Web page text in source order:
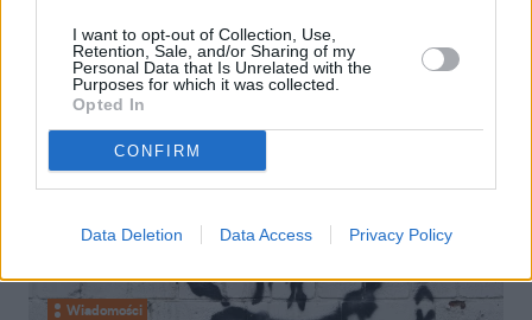
I want to opt-out of Collection, Use,
Retention, Sale, and/or Sharing of my
Personal Data that Is Unrelated with the
Purposes for which it was collected.
Opted In
CONFIRM
Data Deletion Data Access Privacy Policy
Wiadomości